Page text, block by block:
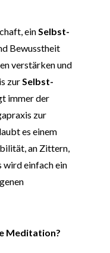
ein Selbst-
Bewusstheit
verstärken und
zur Selbst-
immer der
zur
es einem
an Zittern,
wird einfach ein
Meditation?